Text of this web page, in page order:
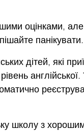
оцінками,
панікувати.
дітей, які
школу з